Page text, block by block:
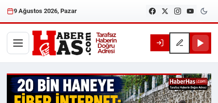
9 Ağustos 2026, Pazar
Haberhas — Samsun Son